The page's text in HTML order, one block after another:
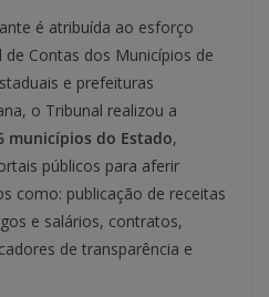
é atribuída ao esforço
Contas dos Municípios de
e prefeituras
o Tribunal realizou a
municípios do Estado,
públicos para aferir
como: publicação de receitas
e salários, contratos,
de transparência e